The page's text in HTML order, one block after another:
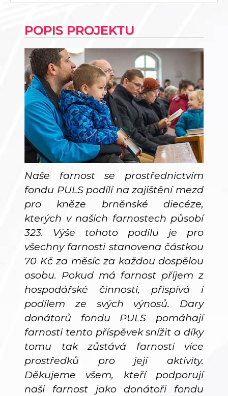
POPIS PROJEKTU
Naše farnost se prostřednictvím
fondu PULS podílí na zajištění mezd
pro kněze brněnské diecéze,
kterých v našich farnostech působí
323. Výše tohoto podílu je pro
všechny farnosti stanovena částkou
70 Kč za měsíc za každou dospělou
osobu. Pokud má farnost příjem z
hospodářské činnosti, přispívá i
podílem ze svých výnosů. Dary
donátorů fondu PULS pomáhají
farnosti tento příspěvek snížit a díky
tomu tak zůstává farnosti více
prostředků pro její aktivity.
Děkujeme všem, kteří podporují
naši farnost jako donátoři fondu